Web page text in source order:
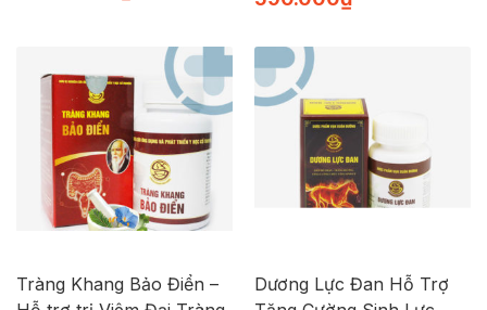
Tràng Khang Bảo Điển –
Dương Lực Đan Hỗ Trợ